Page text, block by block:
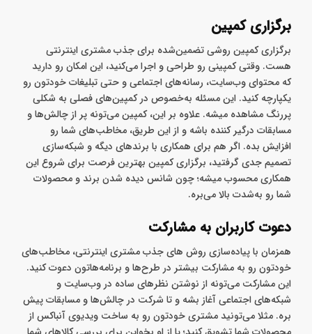
مشتریان شما تبدیل نشدن، هدف قرار بدین.
برگزاری کمپین
برگزاری کمپین روشی تضمین‌شده برای جذب مشتری اینترنتی
هست. وقتی کمپینی رو طراحی و اجرا می‌کنید، این امکان رو دارید
که محتوای وب‌سایت، رسانه‌های اجتماعی و حتی تبلیغات خودتون رو
یکپارچه کنید. این مسئله به‌خصوص در کمپین‌های فصلی به شکلی
پررنگ مشاهده میشه. علاوه بر این، کمپین می‌تونه پر از چالش‌ها و
مسابقات درگیر کننده باشه و از این طریق، مخاطب‌های شما رو
افزایش بده. اگر هم برای همکاری با برندهای دیگه و شبکه‌سازی
تصمیم جدی گرفتید، برگزاری کمپین بهترین فرصت برای شروع این
شما رو به‌شدت بالا می‌بره.
دعوت کاربران به مشارکت
همزمان با پیاده‌سازی روش های جذب مشتری اینترنتی، مخاطب‌های
خودتون رو به مشارکت بیشتر در طرح‌ها و برنامه‌هاتون دعوت کنید.
این مشارکت می‌تونه از نوشتن نظرهای ساده در وب‌سایت و
شبکه‌های اجتماعی آغاز بشه و تا شرکت در چالش‌ها و مسابقات پیش